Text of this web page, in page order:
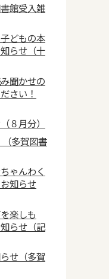
館受入雑
どもの本
らせ（十
聞かせの
さい！
８月分）
多賀図書
ゃんわく
知らせ
楽しも
らせ（記
せ（多賀